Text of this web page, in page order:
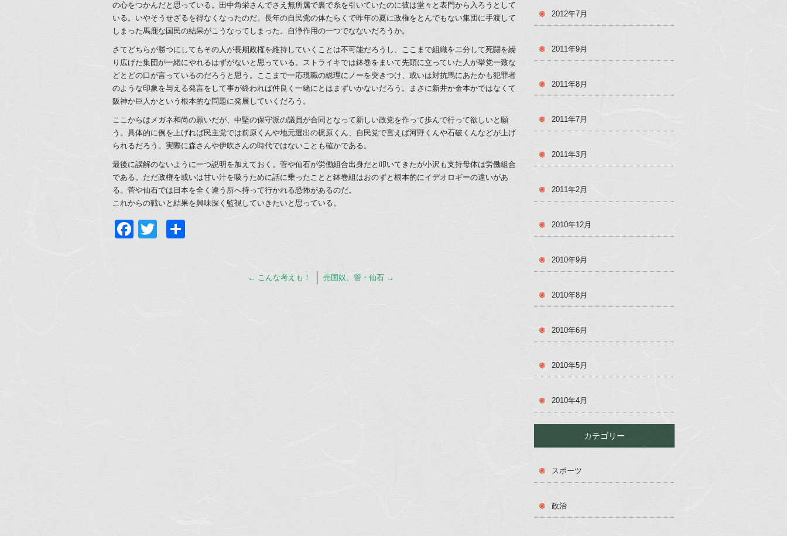
の心をつかんだと思っている。田中角栄さんでさえ無所属で裏で糸を引いていたのに彼は堂々と表門から入ろうとして
いる。いやそうせざるを得なくなったのだ。長年の自民党の体たらくで昨年の夏に政権をとんでもない集団に手渡して
しまった馬鹿な国民の結果がこうなってしまった。自浄作用の一つでなないだろうか。
さてどちらが勝つにしてもその人が長期政権を維持していくことは不可能だろうし、ここまで組織を二分して死闘を繰
り広げた集団が一緒にやれるはずがないと思っている。ストライキでは鉢巻をまいて先頭に立っていた人が挙党一致な
どとどの口が言っているのだろうと思う。ここまで一応現職の総理にノーを突きつけ、或いは対抗馬にあたかも犯罪者
のような印象を与える発言をして事が終われば仲良く一緒にとはまずいかないだろう。まさに新井か金本かではなくて
阪神か巨人かという根本的な問題に発展していくだろう。
ここからはメガネ和尚の願いだが、中堅の保守派の議員が合同となって新しい政党を作って歩んで行って欲しいと願
う。具体的に例を上げれば民主党では前原くんや地元選出の梶原くん、自民党で言えば河野くんや石破くんなどが上げ
られるだろう。実際に森さんや伊吹さんの時代ではないことも確かである。
最後に誤解のないように一つ説明を加えておく。菅や仙石が労働組合出身だと叩いてきたが小沢も支持母体は労働組合
である。ただ政権を或いは甘い汁を吸うために話に乗ったことと鉢巻組はおのずと根本的にイデオロギーの違いがあ
る。菅や仙石では日本を全く違う所へ持って行かれる恐怖があるのだ。
これからの戦いと結果を興味深く監視していきたいと思っている。
Facebook
Twitter
← こんな考えも！ 売国奴、管・仙石 →
2012年7月
2011年9月
2011年8月
2011年7月
2011年3月
2011年2月
2010年12月
2010年9月
2010年8月
2010年6月
2010年5月
2010年4月
カテゴリー
スポーツ
政治